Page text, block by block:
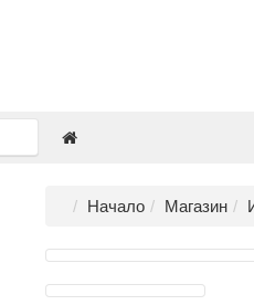
Начало Магазин